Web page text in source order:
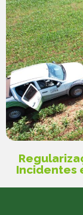
Incidentes